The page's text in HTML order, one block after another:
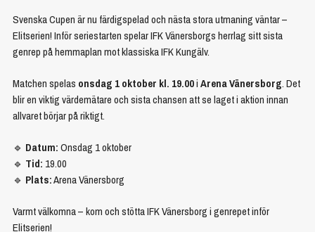
Svenska Cupen är nu färdigspelad och nästa stora utmaning väntar –
Elitserien! Inför seriestarten spelar IFK Vänersborgs herrlag sitt sista
genrep på hemmaplan mot klassiska IFK Kungälv.
Matchen spelas onsdag 1 oktober kl. 19.00iArena Vänersborg. Det
blir en viktig värdemätare och sista chansen att se laget i aktion innan
allvaret börjar på riktigt.
🔹 Datum:Onsdag 1 oktober
🔹 Tid: 19.00
🔹 Plats:Arena Vänersborg
Varmt välkomna – kom och stötta IFK Vänersborg i genrepet inför
Elitserien!